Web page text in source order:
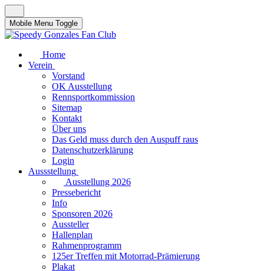
Mobile Menu Toggle
Home
Verein
Vorstand
OK Ausstellung
Rennsportkommission
Sitemap
Kontakt
Über uns
Das Geld muss durch den Auspuff raus
Datenschutzerklärung
Login
Aussstellung
Ausstellung 2026
Pressebericht
Info
Sponsoren 2026
Aussteller
Hallenplan
Rahmenprogramm
125er Treffen mit Motorrad-Prämierung
Plakat